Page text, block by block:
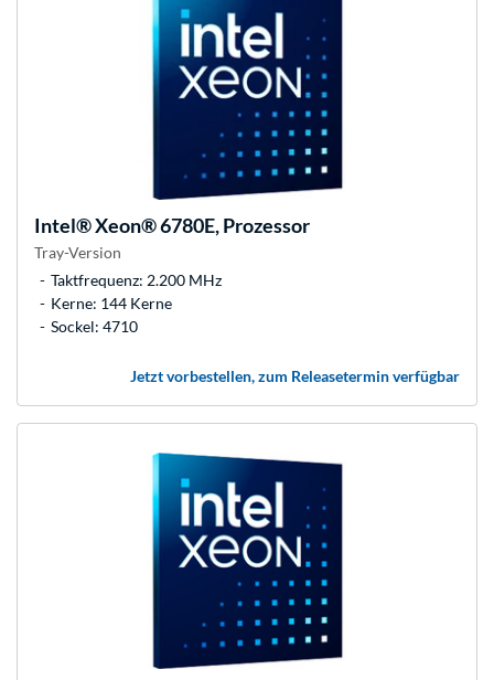
Intel®Xeon® 6780E, Prozessor
Tray-Version
Taktfrequenz: 2.200 MHz
Kerne: 144 Kerne
Sockel: 4710
Jetzt vorbestellen, zum Releasetermin verfügbar